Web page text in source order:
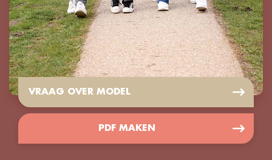
VRAAG OVER MODEL
PDF MAKEN